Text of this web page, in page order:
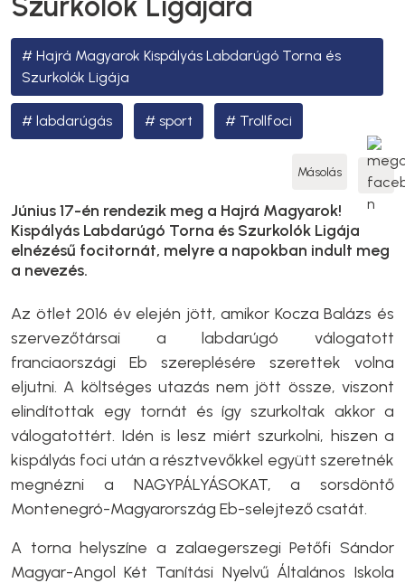
Hajrá Magyarok Kispályás Labdarúgó Torna és
Szurkolók Ligája
labdarúgás sport Trollfoci
Másolás
Június 17-én rendezik meg a Hajrá Magyarok!
Kispályás Labdarúgó Torna és Szurkolók Ligája
elnézésű focitornát, melyre a napokban indult meg
a nevezés.
Az ötlet 2016 év elején jött, amikor Kocza Balázs és
szervezőtársai a labdarúgó válogatott
franciaországi Eb szereplésére szerettek volna
eljutni. A költséges utazás nem jött össze, viszont
elindítottak egy tornát és így szurkoltak akkor a
válogatottért. Idén is lesz miért szurkolni, hiszen a
kispályás foci után a résztvevőkkel együtt szeretnék
megnézni a NAGYPÁLYÁSOKAT, a sorsdöntő
Montenegró-Magyarország Eb-selejtező csatát.
A torna helyszíne a zalaegerszegi Petőfi Sándor
Magyar-Angol Két Tanítási Nyelvű Általános Iskola